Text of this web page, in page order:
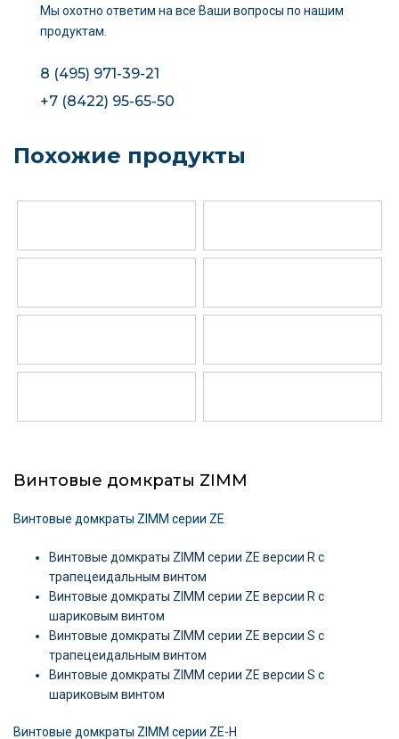
Мы охотно ответим на все Ваши вопросы по нашим
продуктам.
8 (495) 971-39-21
+7 (8422) 95-65-50
Похожие продукты
Винтовые домкраты ZIMM
Винтовые домкраты ZIMM серии ZE
Винтовые домкраты ZIMM серии ZE версии R c
трапецеидальным винтом
Винтовые домкраты ZIMM серии ZE версии R c
шариковым винтом
Винтовые домкраты ZIMM серии ZE версии S c
трапецеидальным винтом
Винтовые домкраты ZIMM серии ZE версии S c
шариковым винтом
Винтовые домкраты ZIMM серии ZE-H